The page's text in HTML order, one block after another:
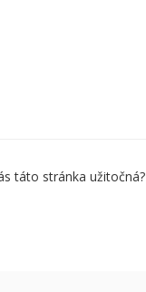
táto stránka užitočná?